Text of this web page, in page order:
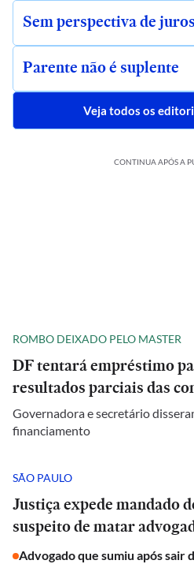
Sem perspectiva de
Parente não é suplente
Veja todos os
CONTINUA APÓS A
ROMBO DEIXADO PELO MASTER
DF tentará empréstimo
resultados parciais das
Governadora e secretário
financiamento
SÃO PAULO
Justiça expede mandado
suspeito de matar
Advogado que sumiu após sair